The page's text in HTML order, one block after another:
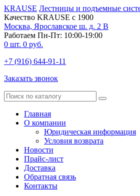
KRAUSE Лестницы и подъемные
Качество KRAUSE с 1900
Москва, Ярославское ш. д. 2 В
Работаем Пн-Пт: 10:00-19:00
0 шт. 0 руб.
+7 (916) 644-91-11
Заказать звонок
Главная
О компании
Юридическая информация
Условия возврата
Новости
Прайс-лист
Доставка
Обратная связь
Контакты